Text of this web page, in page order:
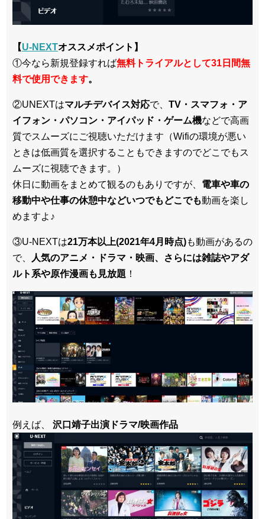
【U-NEXTオススメポイント】
①今なら新規登録すれば無料トライアルとして31日間無
料で使用できます。
②UNEXTはマルチデバイス対応で、 TV・スマフォ・ア
イフォン・パソコン・アイパッド・ゲーム機などで高画
質でスムーズにご視聴いただけます（Wifiの環境が悪い
ときは低画質を選択することもできますのでどこでもス
ムーズに視聴できます。）
休日に動画をまとめて観るのもありですが、 電車や車の
移動中や仕事の休憩中などいつでもどこでも動画を楽し
めますよ♪
③U-NEXTは21万本以上(2021年4月時点)も動画があるの
で、
人気のアニメ・ドラマ・映画、さらには雑誌やアダ
ルト系や原作漫画も見放題 ！
例えば、 沢口靖子出演ドラマ/映画作品